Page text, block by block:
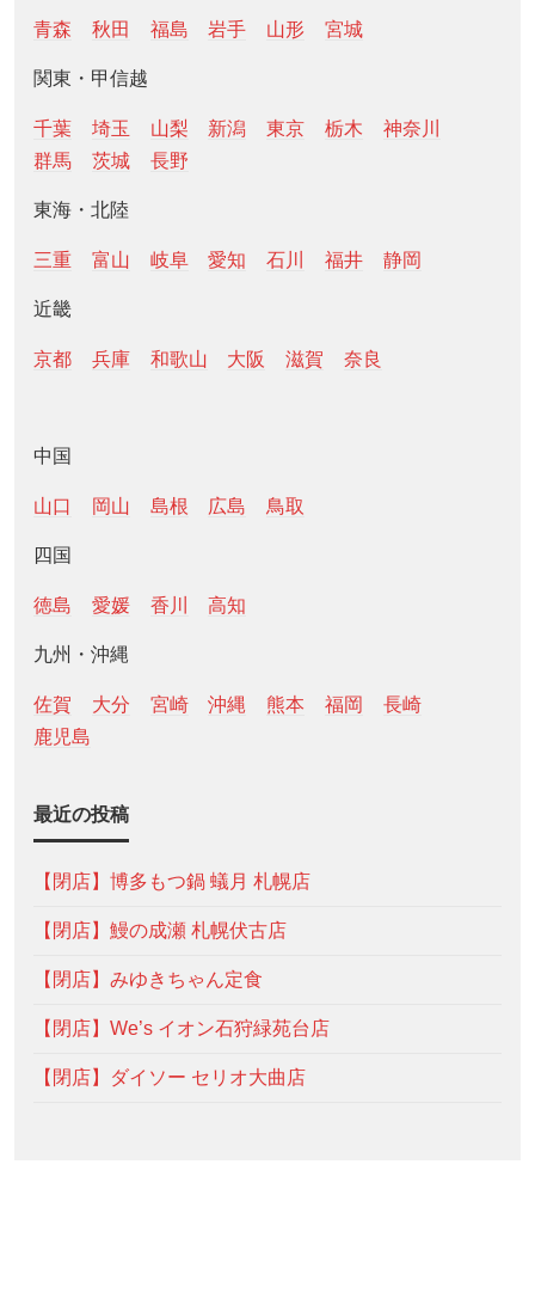
青森 秋田 福島 岩手 山形 宮城
関東・甲信越
千葉 埼玉 山梨 新潟 東京 栃木
神奈川
群馬
茨城 長野
東海・北陸
三重 富山 岐阜 愛知 石川 福井 静岡
近畿
京都 兵庫 和歌山 大阪 滋賀 奈良
中国
山口 岡山 島根 広島 鳥取
四国
徳島 愛媛 香川 高知
九州・沖縄
佐賀 大分 宮崎 沖縄 熊本 福岡
長崎
鹿児島
最近の投稿
【閉店】博多もつ鍋 蟻月 札幌店
【閉店】鰻の成瀬 札幌伏古店
【閉店】みゆきちゃん定食
【閉店】We’s イオン石狩緑苑台店
【閉店】ダイソー セリオ大曲店